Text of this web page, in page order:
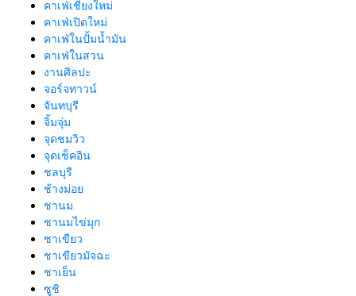
คาเฟ่เชียงใหม่
คาเฟ่เปิดใหม่
คาเฟ่ในปั้มน้ำมัน
คาเฟ่ในสวน
งานศิลปะ
จอร์จทาวน์
จันทบุรี
จิ้มจุ่ม
จุดชมวิว
จุดเช็คอิน
ชลบุรี
ช้างม่อย
ชานม
ชานมไข่มุก
ชาเขียว
ชาเขียวมัจฉะ
ชาเย็น
ซูชิ